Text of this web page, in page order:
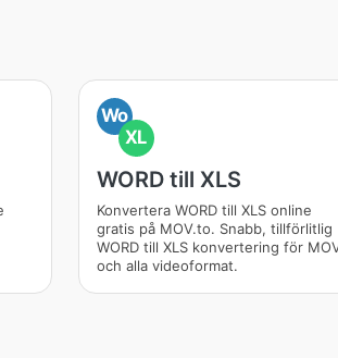
Wo
XL
WORD till XLS
Konvertera WORD till XLS online
gratis på MOV.to. Snabb, tillförlitlig
WORD till XLS konvertering för
och alla videoformat.